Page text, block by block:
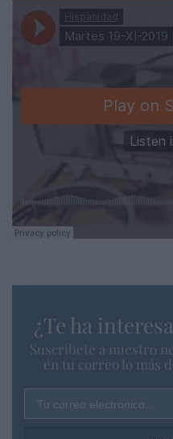
¿Te ha
Suscríbete a nuestro
en tu correo lo más
Tu correo electrónico...